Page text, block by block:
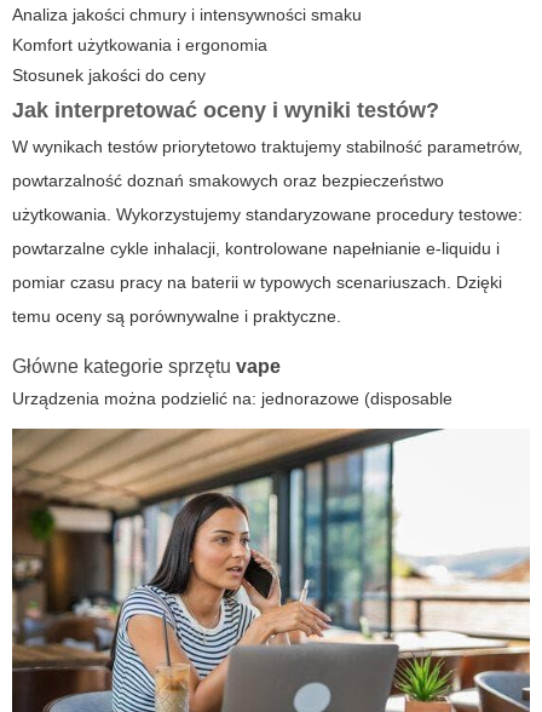
Analiza jakości chmury i intensywności smaku
Komfort użytkowania i ergonomia
Stosunek jakości do ceny
Jak interpretować oceny i wyniki testów?
W wynikach testów priorytetowo traktujemy stabilność parametrów,
powtarzalność doznań smakowych oraz bezpieczeństwo
użytkowania. Wykorzystujemy standaryzowane procedury testowe:
powtarzalne cykle inhalacji, kontrolowane napełnianie e-liquidu i
pomiar czasu pracy na baterii w typowych scenariuszach. Dzięki
temu oceny są porównywalne i praktyczne.
Główne kategorie sprzętu vape
Urządzenia można podzielić na: jednorazowe (disposable